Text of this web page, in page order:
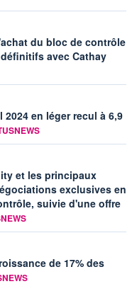
du bloc de contrôle
avec Cathay
par
en léger recul à 6,9
fournie par
et les principaux
exclusives en
suivie d'une offre
fournie par
de 17% des
fournie par